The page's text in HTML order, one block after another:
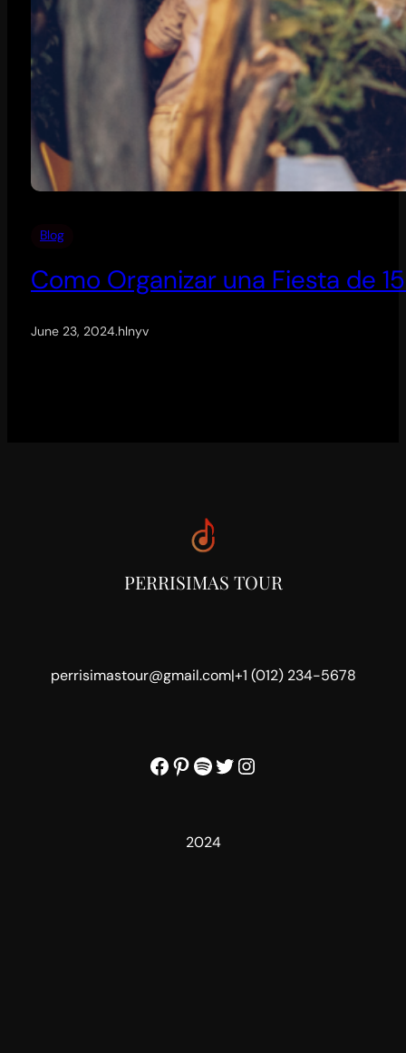
Blog
Como Organizar una Fiesta de
June 23, 2024.hlnyv
PERRISIMAS TOUR
perrisimastour@gmail.com|+1 (012) 234-5678
Facebook
Pinterest
Spotify
Twitter
Instagram
2024